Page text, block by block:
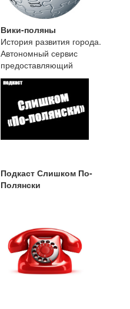
Вики-поляны
История развития города.
Автономный сервис
предоставляющий
краеведческую информацию о
городе Вятские
Подкаст Слишком По-
Полянски